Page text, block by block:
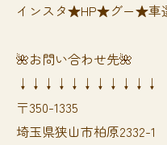
インスタ★HP★グー★車
🌺お問い合わせ先🌺
↓↓↓↓↓↓↓↓↓↓↓
〒350-1335
埼玉県狭山市柏原2332-1